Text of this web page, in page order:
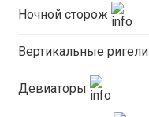
Ночной сторож
Вертикальные ригели
Девиаторы